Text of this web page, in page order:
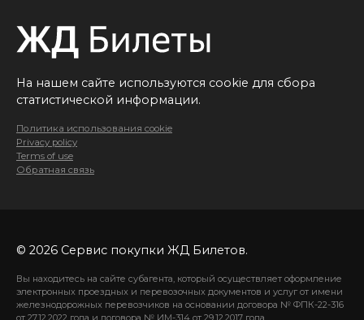
На нашем сайте используются cookie для сбора
статистической информации.
Политика использования cookie
Privacy policy
Terms of use
Обратная связь
© 2026 Сервис покупки ЖД Билетов.
Вы находитесь на сайте субагента, который осуществляет оформление
электронных проездных и перевозочных документов и услуг от имени
железнодорожных перевозчиков на основании договора № ФПК-22-316
от 27.12.2022 года и договора № ИМ-314 от 29.12.2017 года.